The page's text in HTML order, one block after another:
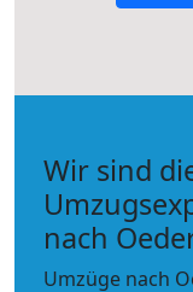
Wir sind
nach
Umzüge nach